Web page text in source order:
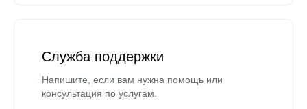
Служба поддержки
Напишите, если вам нужна помощь или
консультация по услугам.